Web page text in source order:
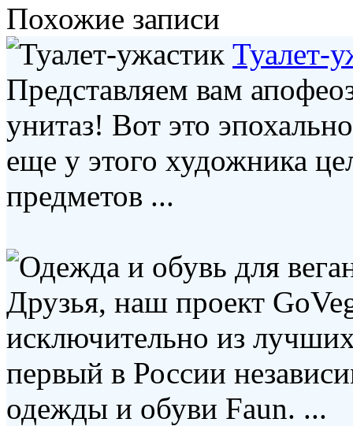
Похожие записи
Туалет-
Представляем вам
унитаз! Вот это
еще у этого художника
предметов ...
Друзья, наш проект
исключительно из
первый в России
одежды и обуви Faun. ...